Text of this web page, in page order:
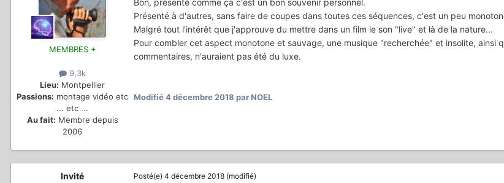
MEMBRES +
9,3k
Lieu: Montpellier
Passions: montage vidéo etc
... etc ...
Au fait: Membre depuis
2006
Présenté à d'autres, sans faire de coupes dans toutes ces séquences, c'est un peu
Malgré tout l'intérêt que j'approuve du mettre dans un film le son "live" et là de la nature...
Pour combler cet aspect monotone et sauvage, une musique "recherchée" et insolite, ainsi
commentaires, n'auraient pas été du luxe.
Modifié4 décembre 2018 par NOEL
Invité Posté(e) 4 décembre 2018 (modifié)